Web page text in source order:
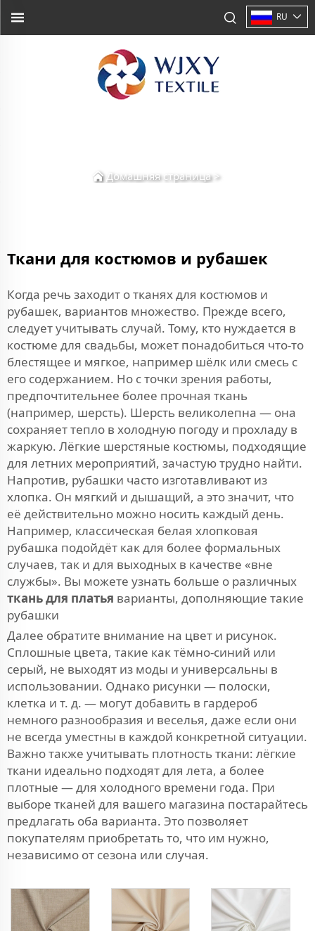
RU
Домашняя страница>
Ткани для костюмов и рубашек
Когда речь заходит о тканях для костюмов и
рубашек, вариантов множество. Прежде всего,
следует учитывать случай. Тому, кто нуждается в
костюме для свадьбы, может понадобиться что-то
блестящее и мягкое, например шёлк или смесь с
его содержанием. Но с точки зрения работы,
предпочтительнее более прочная ткань
(например, шерсть). Шерсть великолепна — она
сохраняет тепло в холодную погоду и прохладу в
жаркую. Лёгкие шерстяные костюмы, подходящие
для летних мероприятий, зачастую трудно найти.
Напротив, рубашки часто изготавливают из
хлопка. Он мягкий и дышащий, а это значит, что
её действительно можно носить каждый день.
Например, классическая белая хлопковая
рубашка подойдёт как для более формальных
случаев, так и для выходных в качестве «вне
службы». Вы можете узнать больше о различных
ткань для платья варианты, дополняющие такие
рубашки
Далее обратите внимание на цвет и рисунок.
Сплошные цвета, такие как тёмно-синий или
серый, не выходят из моды и универсальны в
использовании. Однако рисунки — полоски,
клетка и т. д. — могут добавить в гардероб
немного разнообразия и веселья, даже если они
не всегда уместны в каждой конкретной ситуации.
Важно также учитывать плотность ткани: лёгкие
ткани идеально подходят для лета, а более
плотные — для холодного времени года. При
выборе тканей для вашего магазина постарайтесь
предлагать оба варианта. Это позволяет
покупателям приобретать то, что им нужно,
независимо от сезона или случая.